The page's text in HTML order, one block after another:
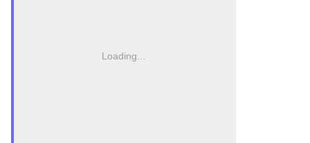
Loading...